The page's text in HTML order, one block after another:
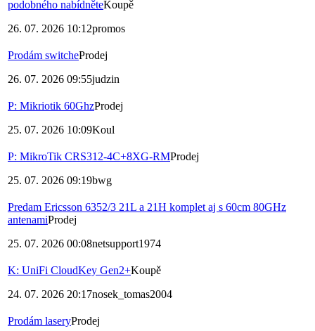
podobného nabídněteKoupě
26. 07. 2026 10:12promos
Prodám switcheProdej
26. 07. 2026 09:55judzin
P: Mikriotik 60GhzProdej
25. 07. 2026 10:09Koul
P: MikroTik CRS312-4C+8XG-RMProdej
25. 07. 2026 09:19bwg
Predam Ericsson 6352/3 21L a 21H komplet aj s 60cm 80GHz
antenamiProdej
25. 07. 2026 00:08netsupport1974
K: UniFi CloudKey Gen2+Koupě
24. 07. 2026 20:17nosek_tomas2004
Prodám laseryProdej